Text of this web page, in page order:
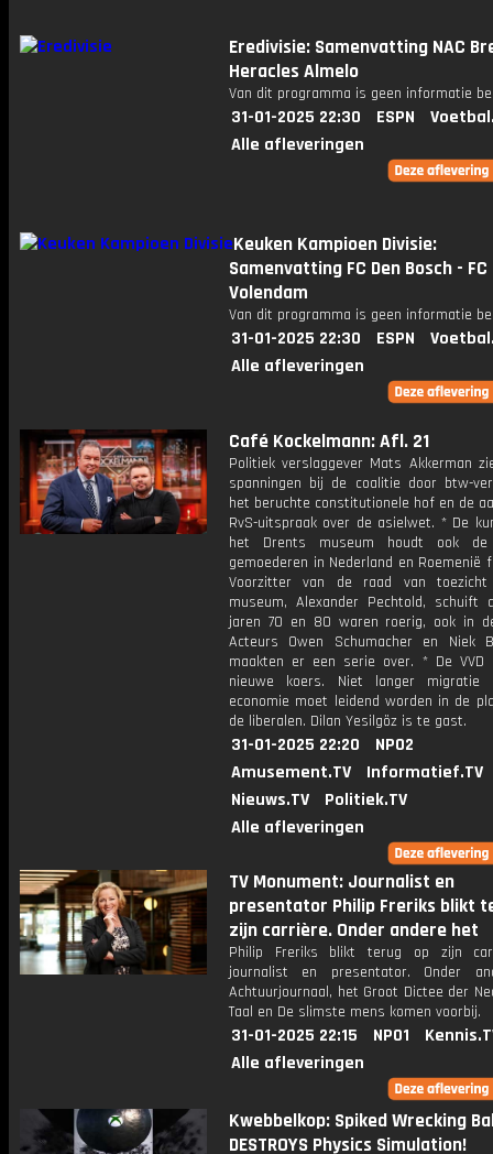
Eredivisie: Samenvatting NAC
Heracles Almelo
Van dit programma is geen informatie
31-01-2025 22:30 ESPN
Alle afleveringen
Keuken Kampioen Divisie:
Samenvatting FC Den Bosch - FC
Volendam
Van dit programma is geen informatie
31-01-2025 22:30 ESPN
Alle afleveringen
Café Kockelmann: Afl. 21
Politiek verslaggever Mats Akkerman
spanningen bij de coalitie door btw-
het beruchte constitutionele hof en de
RvS-uitspraak over de asielwet. * De
het Drents museum houdt ook de
gemoederen in Nederland en Roemenië
Voorzitter van de raad van
museum, Alexander Pechtold, schuift
jaren 70 en 80 waren roerig, ook in
Acteurs Owen Schumacher en Niek
maakten er een serie over. * De VVD
nieuwe koers. Niet langer migratie
economie moet leidend worden in de
de liberalen. Dilan Yesilgöz is te gast.
31-01-2025 22:20
NPO2
Amusement.TV
Informatief.TV
Nieuws.TV
Politiek.TV
Alle afleveringen
TV Monument: Journalist en
presentator Philip Freriks blikt
zijn carrière. Onder andere het
Philip Freriks blikt terug op zijn
journalist en presentator. Onder
Achtuurjournaal, het Groot Dictee der
Taal en De slimste mens komen voorbij.
31-01-2025 22:15 NPO1
Alle afleveringen
Kwebbelkop: Spiked Wrecking
DESTROYS Physics Simulation!